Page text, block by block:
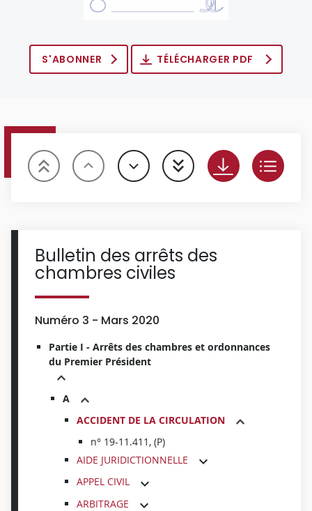
S'ABONNER TÉLÉCHARGER PDF
Bulletin des arrêts des
chambres civiles
Numéro 3 - Mars 2020
Partie I - Arrêts des chambres et ordonnances
du Premier Président
A
ACCIDENT DE LA CIRCULATION
n° 19-11.411, (P)
AIDE JURIDICTIONNELLE
APPEL CIVIL
ARBITRAGE